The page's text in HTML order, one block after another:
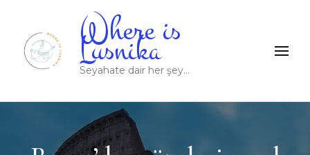
Where is
Lusnika
Seyahate dair her şey…